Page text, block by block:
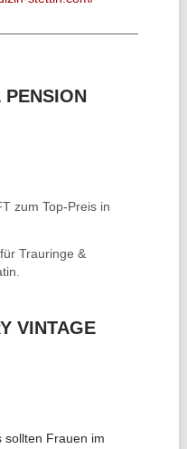
zum Top-Preis in
Trauringe &
VINTAGE
sollten Frauen im